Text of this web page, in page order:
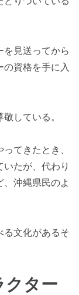
を見送ってから
資格を手に入
している。
てきたとき、
たが、代わり
沖縄県民のよ
る文化があるそ
クター